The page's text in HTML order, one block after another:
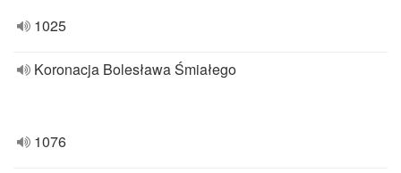
1025
Koronacja Bolesława Śmiałego
1076